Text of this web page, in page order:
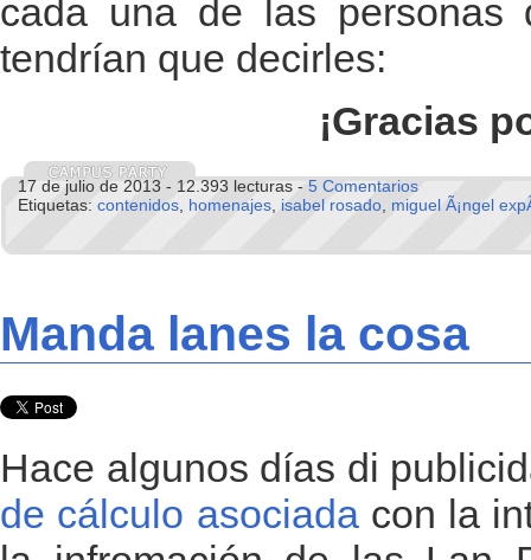
cada una de las personas
tendrían que decirles:
¡Gracias
17 de julio de 2013 - 12.393 lecturas - 5 Comentarios
Etiquetas: contenidos homenajes isabel rosado miguel Ã¡ngel
Manda lanes la cosa
Hace algunos días di
de cálculo asociadacon la